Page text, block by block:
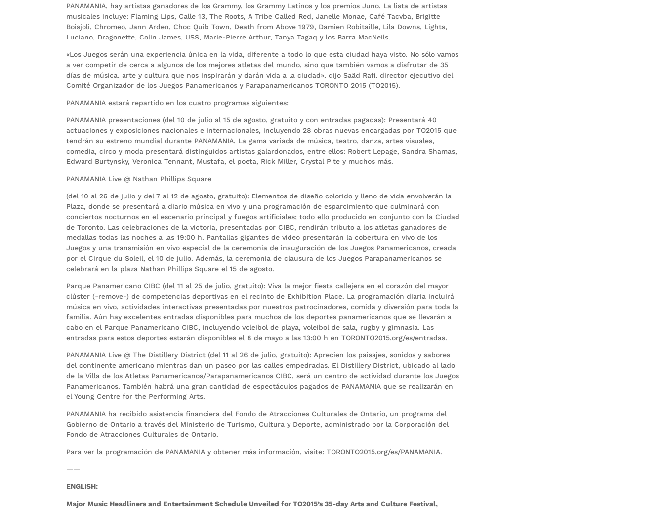
PANAMANIA, hay artistas ganadores de los Grammy, los Grammy Latinos y los premios Juno. La lista de artistas
musicales incluye: Flaming Lips, Calle 13, The Roots, A Tribe Called Red, Janelle Monae, Café Tacvba, Brigitte
Boisjoli, Chromeo, Jann Arden, Choc Quib Town, Death from Above 1979, Damien Robitaille, Lila Downs, Lights,
Luciano, Dragonette, Colin James, USS, Marie-Pierre Arthur, Tanya Tagaq y los Barra MacNeils.
«Los Juegos serán una experiencia única en la vida, diferente a todo lo que esta ciudad haya visto. No sólo vamos
a ver competir de cerca a algunos de los mejores atletas del mundo, sino que también vamos a disfrutar de 35
días de música, arte y cultura que nos inspirarán y darán vida a la ciudad», dijo Saäd Rafi, director ejecutivo del
Comité Organizador de los Juegos Panamericanos y Parapanamericanos TORONTO 2015 (TO2015).
PANAMANIA estará repartido en los cuatro programas siguientes:
PANAMANIA presentaciones (del 10 de julio al 15 de agosto, gratuito y con entradas pagadas): Presentará 40
actuaciones y exposiciones nacionales e internacionales, incluyendo 28 obras nuevas encargadas por TO2015 que
tendrán su estreno mundial durante PANAMANIA. La gama variada de música, teatro, danza, artes visuales,
comedia, circo y moda presentará distinguidos artistas galardonados, entre ellos: Robert Lepage, Sandra Shamas,
Edward Burtynsky, Veronica Tennant, Mustafa, el poeta, Rick Miller, Crystal Pite y muchos más.
PANAMANIA Live @ Nathan Phillips Square
(del 10 al 26 de julio y del 7 al 12 de agosto, gratuito): Elementos de diseño colorido y lleno de vida envolverán la
Plaza, donde se presentará a diario música en vivo y una programación de esparcimiento que culminará con
conciertos nocturnos en el escenario principal y fuegos artificiales; todo ello producido en conjunto con la Ciudad
de Toronto. Las celebraciones de la victoria, presentadas por CIBC, rendirán tributo a los atletas ganadores de
medallas todas las noches a las 19:00 h. Pantallas gigantes de video presentarán la cobertura en vivo de los
Juegos y una transmisión en vivo especial de la ceremonia de inauguración de los Juegos Panamericanos, creada
por el Cirque du Soleil, el 10 de julio. Además, la ceremonia de clausura de los Juegos Parapanamericanos se
celebrará en la plaza Nathan Phillips Square el 15 de agosto.
Parque Panamericano CIBC (del 11 al 25 de julio, gratuito): Viva la mejor fiesta callejera en el corazón del mayor
clúster (-remove-) de competencias deportivas en el recinto de Exhibition Place. La programación diaria incluirá
música en vivo, actividades interactivas presentadas por nuestros patrocinadores, comida y diversión para toda la
familia. Aún hay excelentes entradas disponibles para muchos de los deportes panamericanos que se llevarán a
cabo en el Parque Panamericano CIBC, incluyendo voleibol de playa, voleibol de sala, rugby y gimnasia. Las
entradas para estos deportes estarán disponibles el 8 de mayo a las 13:00 h en TORONTO2015.org/es/entradas.
PANAMANIA Live @ The Distillery District (del 11 al 26 de julio, gratuito): Aprecien los paisajes, sonidos y sabores
del continente americano mientras dan un paseo por las calles empedradas. El Distillery District, ubicado al lado
de la Villa de los Atletas Panamericanos/Parapanamericanos CIBC, será un centro de actividad durante los Juegos
Panamericanos. También habrá una gran cantidad de espectáculos pagados de PANAMANIA que se realizarán en
el Young Centre for the Performing Arts.
PANAMANIA ha recibido asistencia financiera del Fondo de Atracciones Culturales de Ontario, un programa del
Gobierno de Ontario a través del Ministerio de Turismo, Cultura y Deporte, administrado por la Corporación del
Fondo de Atracciones Culturales de Ontario.
Para ver la programación de PANAMANIA y obtener más información, visite: TORONTO2015.org/es/PANAMANIA.
——
ENGLISH:
Major Music Headliners and Entertainment Schedule Unveiled for TO2015’s 35-day Arts and Culture Festival,